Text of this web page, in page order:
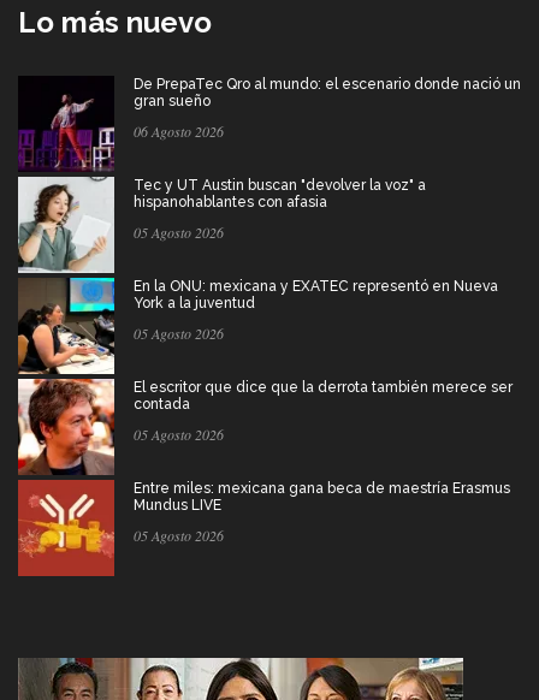
Lo más nuevo
De PrepaTec Qro al mundo: el escenario donde nació un
gran sueño
06 Agosto 2026
Tec y UT Austin buscan "devolver la voz" a
hispanohablantes con afasia
05 Agosto 2026
En la ONU: mexicana y EXATEC representó en Nueva
York a la juventud
05 Agosto 2026
El escritor que dice que la derrota también merece ser
contada
05 Agosto 2026
Entre miles: mexicana gana beca de maestría Erasmus
Mundus LIVE
05 Agosto 2026